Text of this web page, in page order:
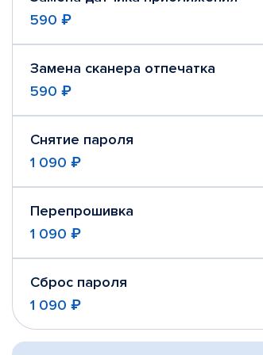
590 ₽
Замена сканера отпечатка
590 ₽
Снятие пароля
1 090 ₽
Перепрошивка
1 090 ₽
Сброс пароля
1 090 ₽